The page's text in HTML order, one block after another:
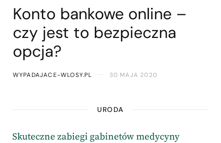
Konto bankowe online –
czy jest to bezpieczna
opcja?
WYPADAJACE-WLOSY.PL 30 MAJA 2020
URODA
Skuteczne zabiegi gabinetów medycyny